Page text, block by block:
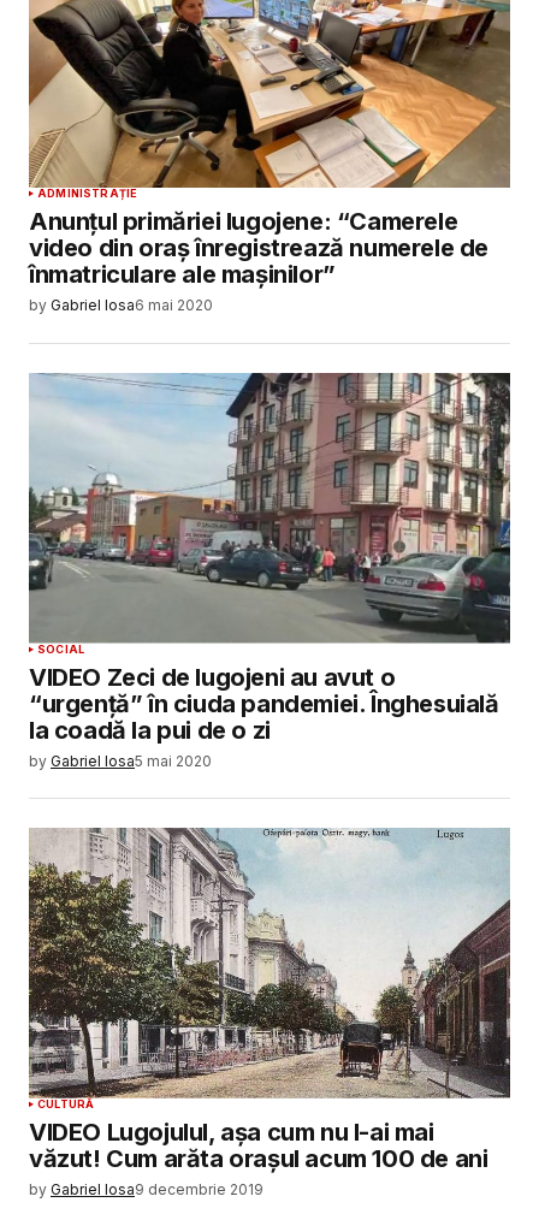
ADMINISTRAȚIE
Anunțul primăriei lugojene: “Camerele
video din oraș înregistrează numerele de
înmatriculare ale mașinilor”
by Gabriel Iosa6 mai 2020
SOCIAL
VIDEO Zeci de lugojeni au avut o
“urgență” în ciuda pandemiei. Înghesuială
la coadă la pui de o zi
by Gabriel Iosa5 mai 2020
CULTURĂ
VIDEO Lugojulul, așa cum nu l-ai mai
văzut! Cum arăta orașul acum 100 de ani
by Gabriel Iosa9 decembrie 2019